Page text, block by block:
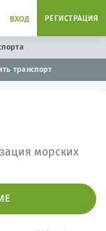
ВХОД РЕГИСТРАЦИЯ
транспорт
морских